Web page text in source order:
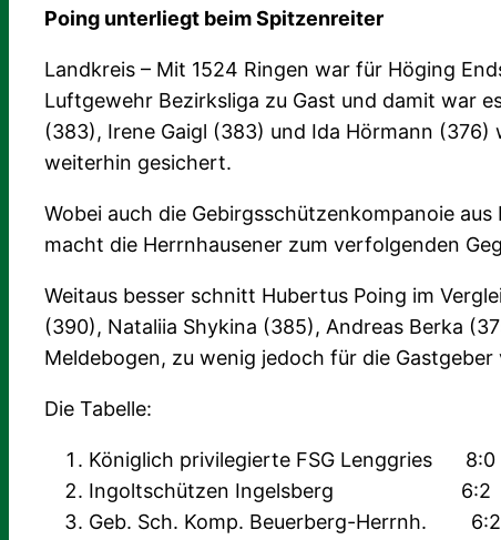
Poing unterliegt beim Spitzenreiter
Landkreis – Mit 1524 Ringen war für Höging
Luftgewehr Bezirksliga zu Gast und damit war
(383), Irene Gaigl (383) und Ida Hörmann
weiterhin gesichert.
Wobei auch die Gebirgsschützenkompanoie
macht die Herrnhausener zum verfolgenden
Weitaus besser schnitt Hubertus Poing im
(390), Nataliia Shykina (385), Andreas Berka
Meldebogen, zu wenig jedoch für die
Die Tabelle:
Königlich privilegierte FSG Lenggries
Ingoltschützen Ingelsberg
Geb. Sch. Komp. Beuerberg-Herrnh.